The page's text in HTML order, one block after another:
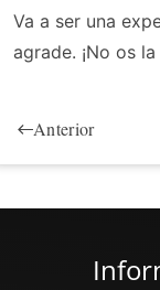
Va a ser una
agrade. ¡No os
Anterior